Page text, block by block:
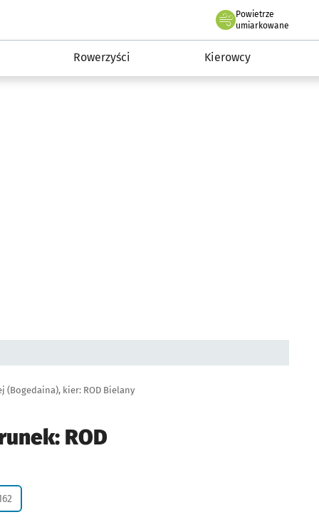
Powietrze
we Wrocławiu
umiarkowane
Rowerzyści Kierowcy
(Bogedaina), kier: ROD Bielany
ROD
życzenie